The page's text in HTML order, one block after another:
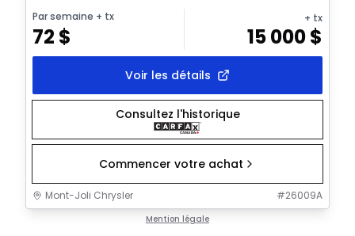
Par semaine + tx
72 $
+ tx
15 000$
Voir les détails
Consultez l'historique
Commencer votre achat
Mont-Joli Chrysler #26009A
Mention légale